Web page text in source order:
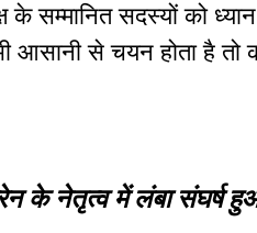
के सम्मानित सदस्यों को
आसानी से चयन होता है
के नेतृत्व में लंबा संघर्ष